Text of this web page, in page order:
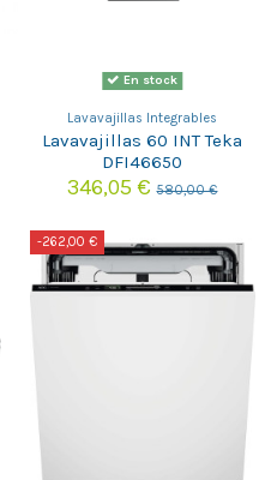
En stock
Lavavajillas Integrables
Lavavajillas 60 INT Teka
DFI46650
346,05 €580,00 €
-262,00 €